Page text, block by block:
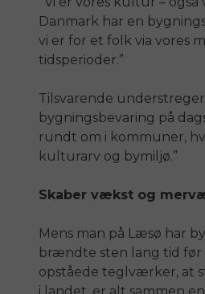
Danmark har en
vi er for et folk via vores
tidsperioder.”
Tilsvarende
bygningsbevaring på
rundt om i kommuner,
kulturarv og bymiljø.”
Skaber vækst og
Mens man på Læsø har
brændte sten lang tid før
opståede teglværker, at